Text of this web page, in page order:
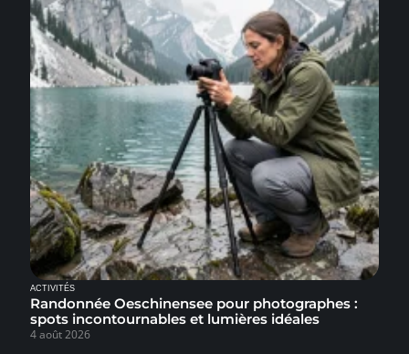
ACTIVITÉS
Randonnée Oeschinensee pour photographes :
spots incontournables et lumières idéales
4 août 2026